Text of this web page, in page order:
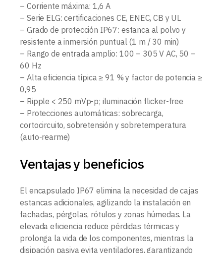
– Corriente máxima: 1,6 A
– Serie ELG: certificaciones CE, ENEC, CB y UL
– Grado de protección IP67: estanca al polvo y
resistente a inmersión puntual (1 m / 30 min)
– Rango de entrada amplio: 100 – 305 V AC, 50 –
60 Hz
– Alta eficiencia típica ≥ 91 % y factor de potencia ≥
0,95
– Ripple < 250 mVp-p; iluminación flicker-free
– Protecciones automáticas: sobrecarga,
cortocircuito, sobretensión y sobretemperatura
(auto-rearme)
Ventajas y beneficios
El encapsulado IP67 elimina la necesidad de cajas
estancas adicionales, agilizando la instalación en
fachadas, pérgolas, rótulos y zonas húmedas. La
elevada eficiencia reduce pérdidas térmicas y
prolonga la vida de los componentes, mientras la
disipación pasiva evita ventiladores, garantizando